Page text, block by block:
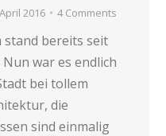
2016 4 Comments
stand bereits seit
war es endlich
bei tollem
die
sind einmalig